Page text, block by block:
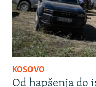
KOSOVO
Od hapšenja do